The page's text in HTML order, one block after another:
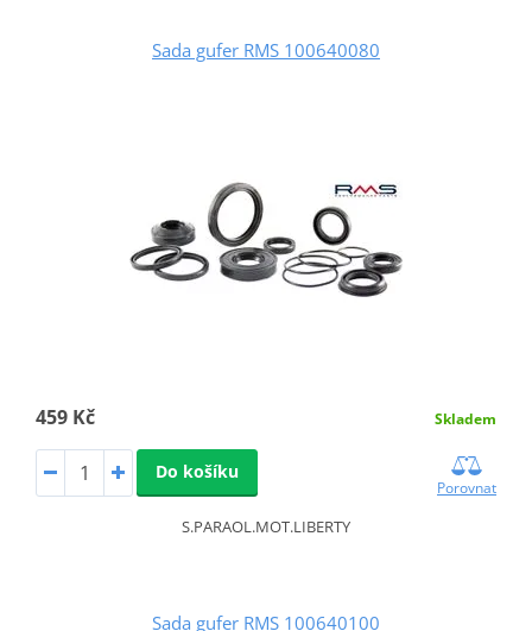
Sada gufer RMS 100640080
459 Kč Skladem
Do košíku
Porovnat
S.PARAOL.MOT.LIBERTY
Sada gufer RMS 100640100